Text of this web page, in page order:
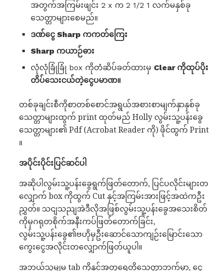
အတွက်အကြမ်းဖျင်း 2 x က 2 1/2 1 လက်မနှစ်ခု
သေတ္တာများစေမည်။
ဒဏ်ငွေ Sharp ကကတ်ကြေး
Sharp ကယာဉ်ဓား
လုံလုံခြုံခြုံ box ကိုတံဆိပ်ခတ်ထားမှ Clear ကိုထုပ်ပိုး
တိပ်သေးငယ်တဲ့ငွေပမာဏ။
တစ်ခုချင်းစီကိုစာတစ်စောင်အရွယ်အစားစာမျက်နှာနှစ်ခု
သေတ္တာများထွက် print ထုတ်မည် Holly လွမ်းသူ့ပန်းခွေ
သေတ္တာများ၏ Pdf (Acrobat Reader ကို) ဖိုင်ထွက် Print
။
အပိုင်းပိုင်းပြင်ဆင်ပါ
အဆိုပါလွမ်းသူ့ပန်းခွေရွက်ဖြတ်တောက်, ပြင်ပလိုင်းများတ
လျှောက် box ကိုထွက် Cut နှင့်အကြမ်းအားဖြင့်အထဲကဦး
ညွှတ်။ သငျသညျအဲဒီလိုအဖြစ်လွမ်းသူ့ပန်းခွေအသေးစိတ်
ကိုမှဂရုတစိုက်အနီးကပ်ဖြတ်တောက်ခြင်း,
လွမ်းသူ့ပန်းခွေ၏ဗဟိုမှဦးဆောင်သောကျဉ်းမြောင်းသော
ကွေးငွေအလိုင်းတလျှောက်ဖြတ်ယူပါ။
အဘယ်သူမျှမ tab ကိုနှင့်အတူရေတိုသေတ္တာဘက်မှာ, ငွေ